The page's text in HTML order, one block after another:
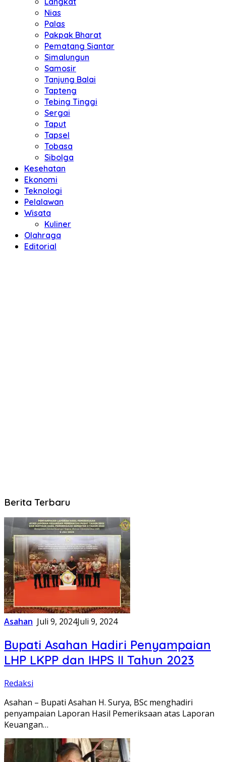
Nias
Palas
Pakpak Bharat
Pematang Siantar
Simalungun
Samosir
Tanjung Balai
Tapteng
Tebing Tinggi
Sergai
Taput
Tapsel
Tobasa
Sibolga
Kesehatan
Ekonomi
Teknologi
Pelalawan
Wisata
Kuliner
Olahraga
Editorial
Metropublik.com
Berita Terbaru
Asahan Juli 9, 2024Juli 9, 2024
Bupati Asahan Hadiri Penyampaian
LHP LKPP dan IHPS II Tahun 2023
Redaksi
Asahan – Bupati Asahan H. Surya, BSc menghadiri
penyampaian Laporan Hasil Pemeriksaan atas Laporan
Keuangan…